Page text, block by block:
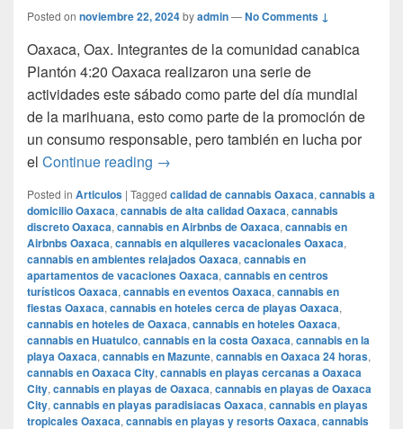
Posted on noviembre 22, 2024byadmin—No Comments ↓
Oaxaca, Oax. Integrantes de la comunidad canabica
Plantón 4:20 Oaxaca realizaron una serie de
actividades este sábado como parte del día mundial
de la marihuana, esto como parte de la promoción de
un consumo responsable, pero también en lucha por
el Continue reading Realizan diversas actividades por
→
Posted in Articulos | Tagged calidad de cannabis Oaxaca, cannabis a
domicilio Oaxaca, cannabis de alta calidad Oaxaca, cannabis
discreto Oaxaca, cannabis en Airbnbs de Oaxaca, cannabis en
Airbnbs Oaxaca, cannabis en alquileres vacacionales Oaxaca,
cannabis en ambientes relajados Oaxaca, cannabis en
apartamentos de vacaciones Oaxaca, cannabis en centros
turísticos Oaxaca, cannabis en eventos Oaxaca, cannabis en
fiestas Oaxaca, cannabis en hoteles cerca de playas Oaxaca,
cannabis en hoteles de Oaxaca, cannabis en hoteles Oaxaca,
cannabis en Huatulco, cannabis en la costa Oaxaca, cannabis en la
playa Oaxaca, cannabis en Mazunte, cannabis en Oaxaca 24 horas,
cannabis en Oaxaca City, cannabis en playas cercanas a Oaxaca
City, cannabis en playas de Oaxaca, cannabis en playas de Oaxaca
City, cannabis en playas paradisiacas Oaxaca, cannabis en playas
tropicales Oaxaca, cannabis en playas y resorts Oaxaca, cannabis